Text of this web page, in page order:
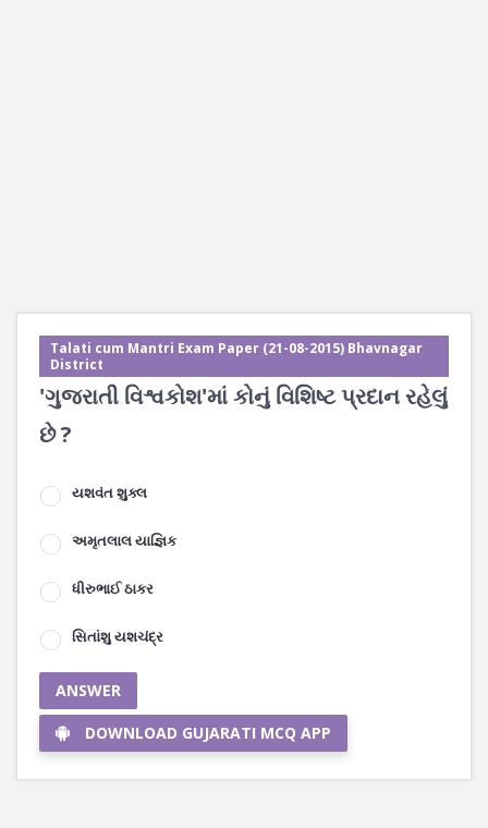
Talati cum Mantri Exam Paper (21-08-2015) Bhavnagar
District
'ગુજરાતી વિશ્વકોશ'માં કોનું વિશિષ્ટ પ્રદાન રહેલું
છે ?
યશવંત શુક્લ
અમૃતલાલ યાજ્ઞિક
ધીરુભાઈ ઠાકર
સિતાંશુ યશચંદ્ર
ANSWER
DOWNLOAD GUJARATI MCQ APP